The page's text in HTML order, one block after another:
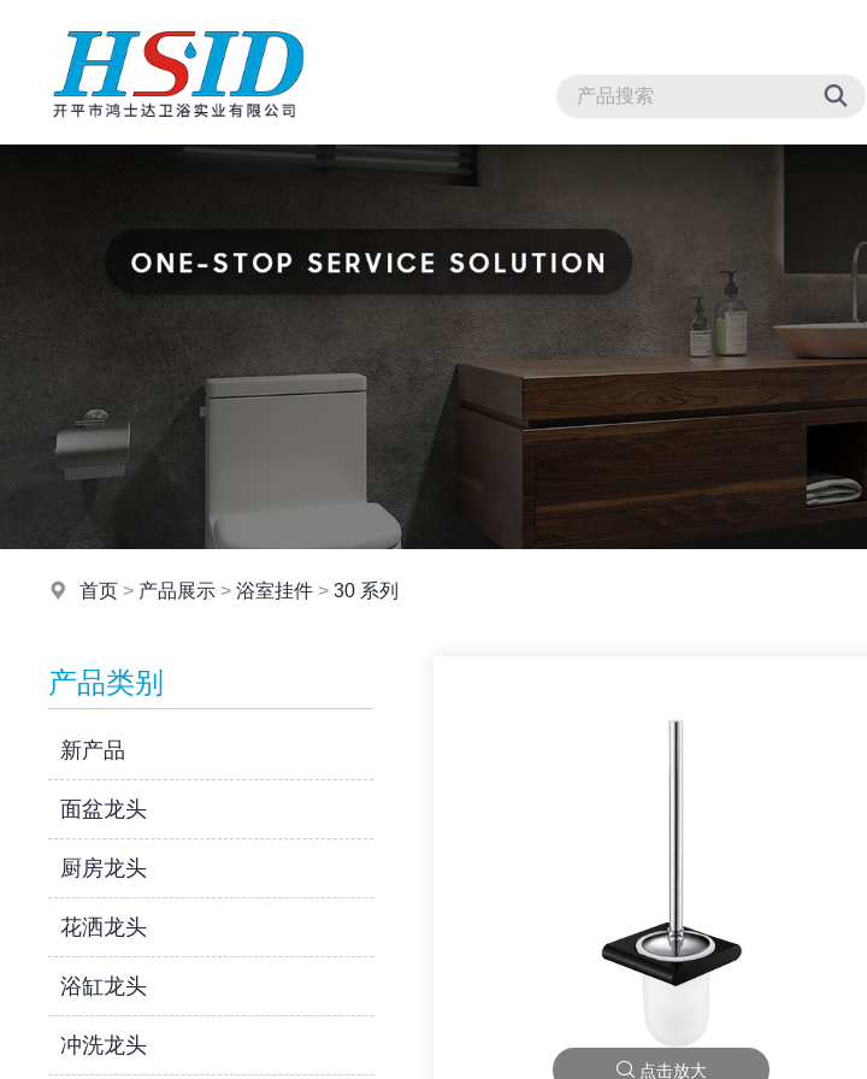
首页 > 产品展示 >浴室挂件 >30 系列
产品类别
新产品
面盆龙头
厨房龙头
花洒龙头
浴缸龙头
冲洗龙头
点击放大